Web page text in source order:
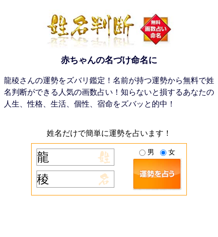
赤ちゃんの名づけ命名に
龍稜さんの運勢をズバリ鑑定！名前が持つ運勢から無料で姓
名判断ができる人気の画数占い！知らないと損するあなたの
人生、性格、生活、個性、宿命をズバッと的中！
姓名だけで簡単に運勢を占います！
男 女